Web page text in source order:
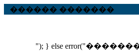
������ �������
"); } else